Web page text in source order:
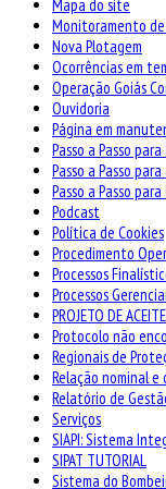
Mapa do site
Monitoramento de
Nova Plotagem
Ocorrências em
Operação Goiás
Ouvidoria
Página em
Passo a Passo
Passo a Passo
Passo a Passo
Podcast
Política de Cookies
Procedimento
Processos
Processos
PROJETO DE ACEITE
Protocolo não
Regionais de
Relação nominal
Relatório de
Serviços
SIAPI: Sistema
SIPAT TUTORIAL
Sistema do